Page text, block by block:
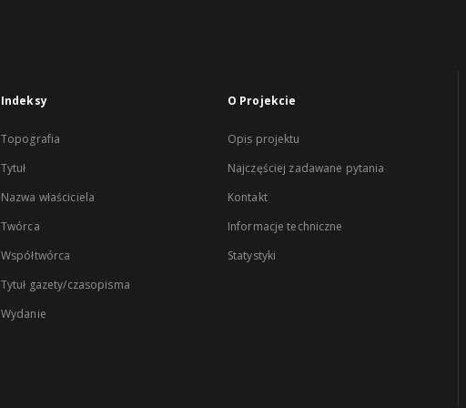
Indeksy
Topografia
Tytuł
Nazwa właściciela
Twórca
Współtwórca
Tytuł gazety/czasopisma
Wydanie
O Projekcie
Opis projektu
Najczęściej zadawane pytania
Kontakt
Informacje techniczne
Statystyki